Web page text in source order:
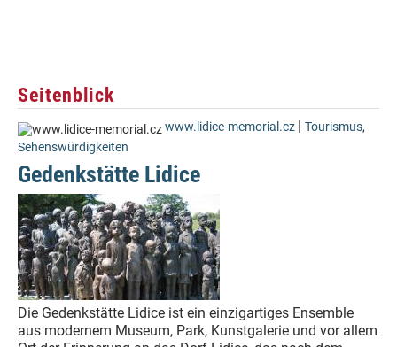
Seitenblick
www.lidice-memorial.cz | Tourismus,
Sehenswürdigkeiten
Gedenkstätte Lidice
Die Gedenkstätte Lidice ist ein einzigartiges Ensemble
aus modernem Museum, Park, Kunstgalerie und vor allem